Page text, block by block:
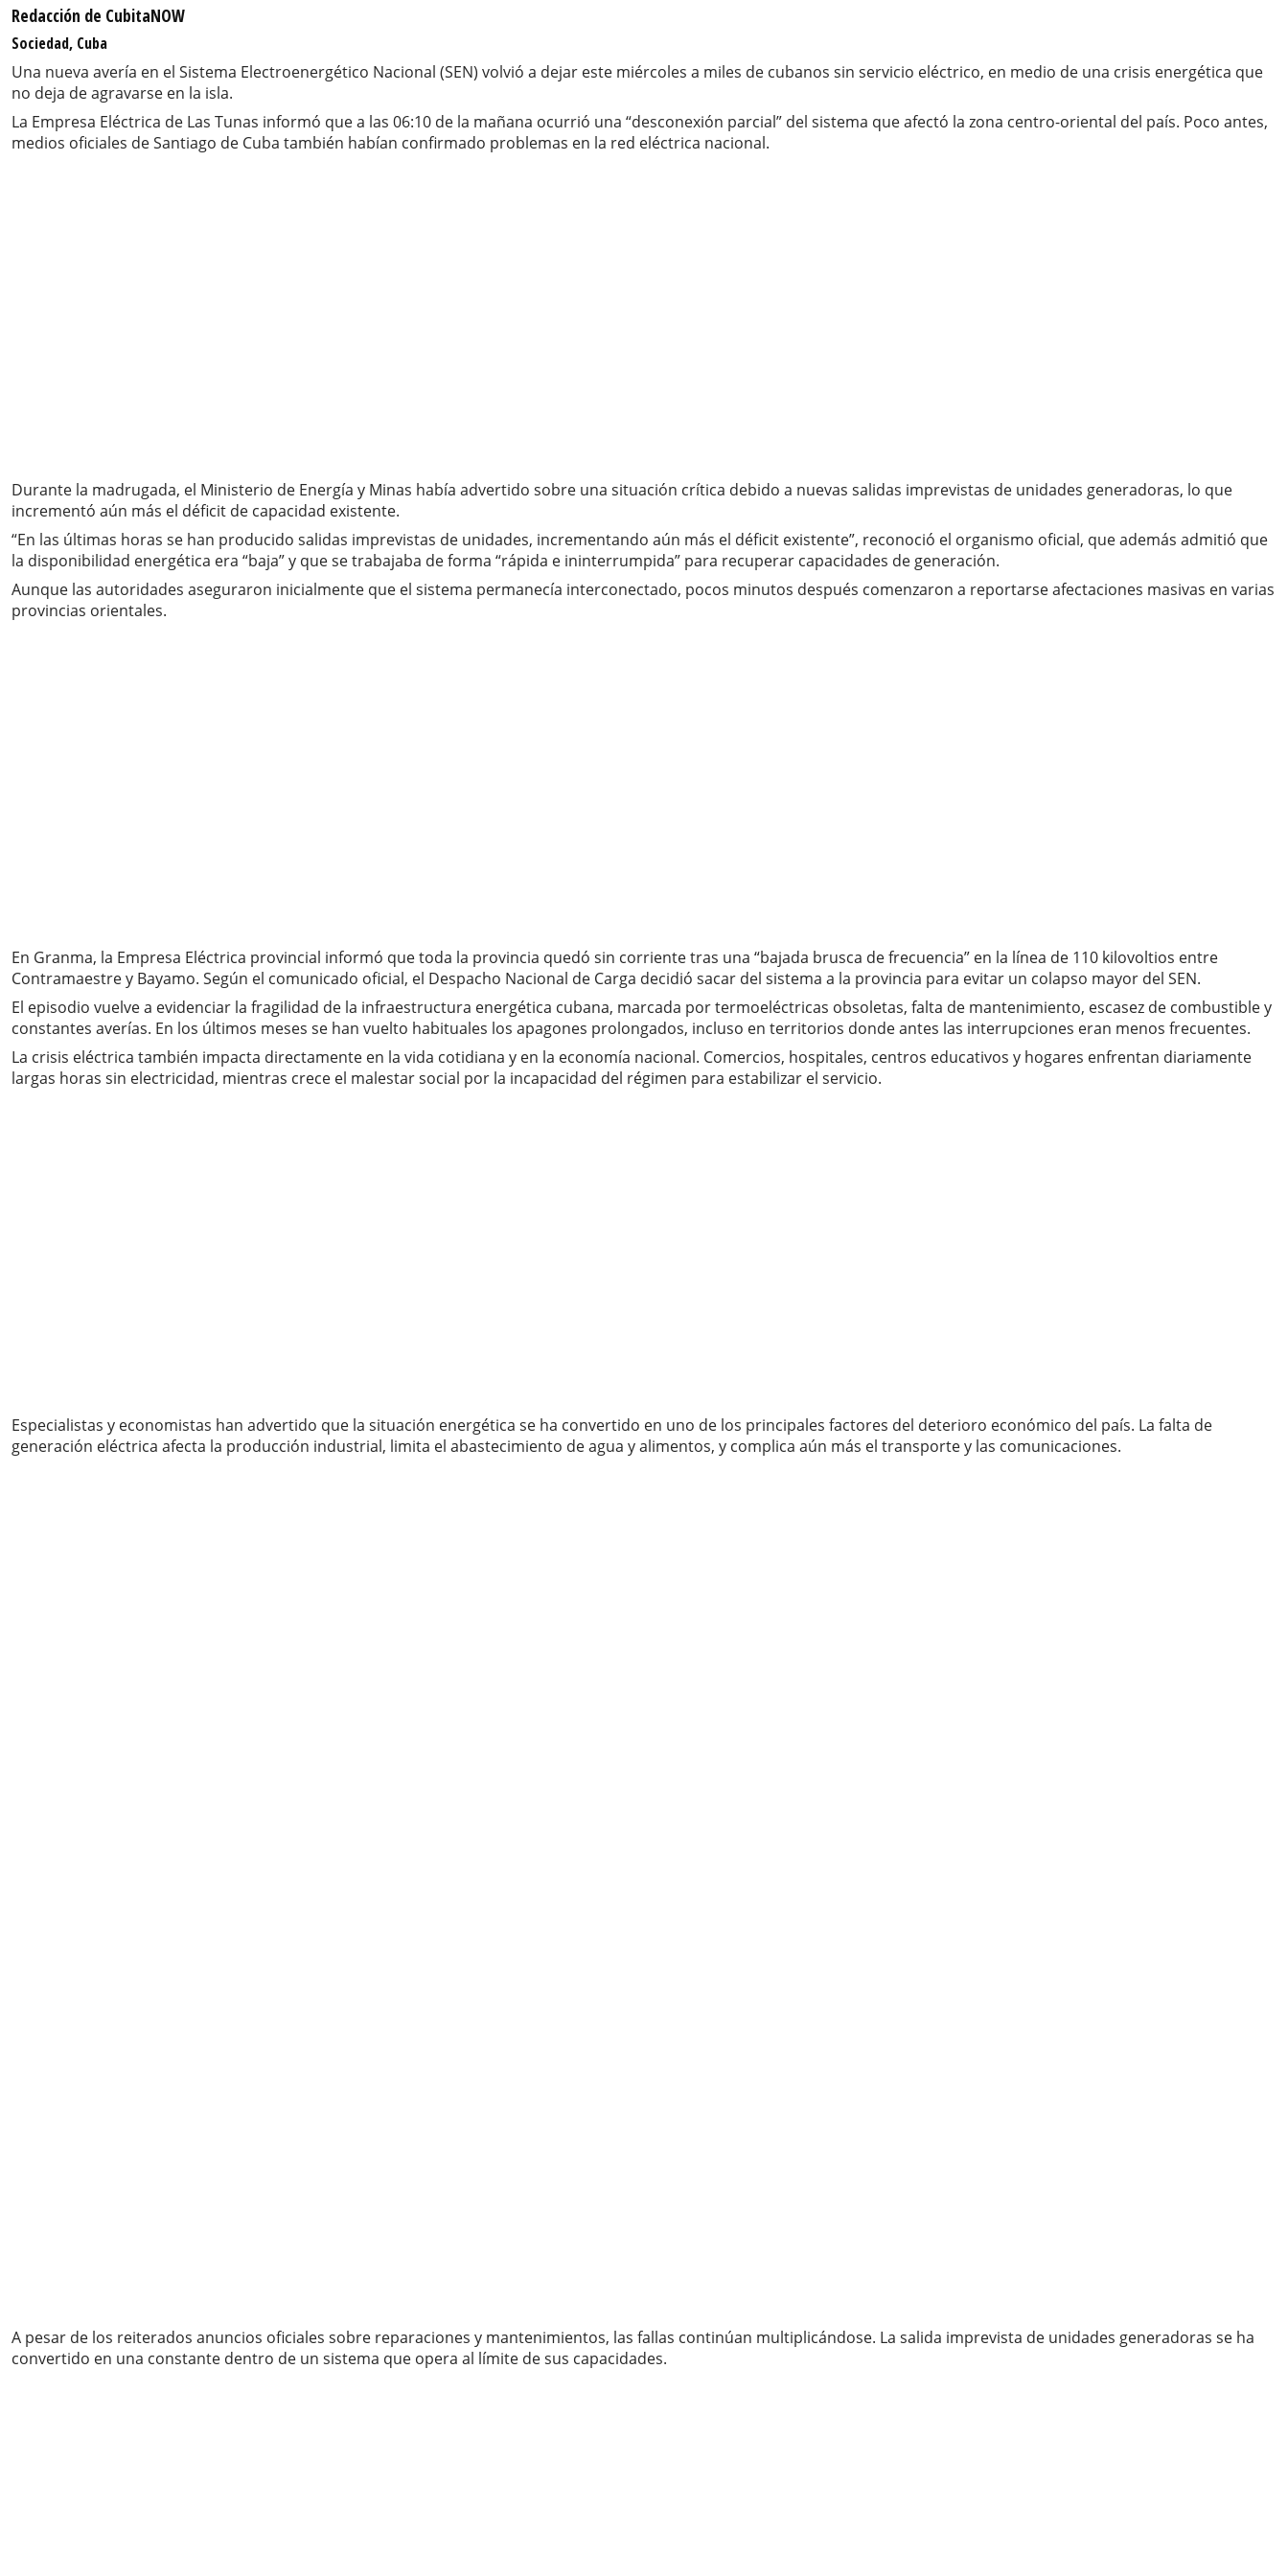
Redacción de CubitaNOW
Sociedad, Cuba
Una nueva avería en el Sistema Electroenergético Nacional (SEN) volvió a dejar este miércoles a miles de cubanos sin servicio eléctrico, en medio de una crisis energética que
no deja de agravarse en la isla.
La Empresa Eléctrica de Las Tunas informó que a las 06:10 de la mañana ocurrió una “desconexión parcial” del sistema que afectó la zona centro-oriental del país. Poco antes,
medios oficiales de Santiago de Cuba también habían confirmado problemas en la red eléctrica nacional.
Durante la madrugada, el Ministerio de Energía y Minas había advertido sobre una situación crítica debido a nuevas salidas imprevistas de unidades generadoras, lo que
incrementó aún más el déficit de capacidad existente.
“En las últimas horas se han producido salidas imprevistas de unidades, incrementando aún más el déficit existente”, reconoció el organismo oficial, que además admitió que
la disponibilidad energética era “baja” y que se trabajaba de forma “rápida e ininterrumpida” para recuperar capacidades de generación.
Aunque las autoridades aseguraron inicialmente que el sistema permanecía interconectado, pocos minutos después comenzaron a reportarse afectaciones masivas en varias
provincias orientales.
En Granma, la Empresa Eléctrica provincial informó que toda la provincia quedó sin corriente tras una “bajada brusca de frecuencia” en la línea de 110 kilovoltios entre
Contramaestre y Bayamo. Según el comunicado oficial, el Despacho Nacional de Carga decidió sacar del sistema a la provincia para evitar un colapso mayor del SEN.
El episodio vuelve a evidenciar la fragilidad de la infraestructura energética cubana, marcada por termoeléctricas obsoletas, falta de mantenimiento, escasez de combustible y
constantes averías. En los últimos meses se han vuelto habituales los apagones prolongados, incluso en territorios donde antes las interrupciones eran menos frecuentes.
La crisis eléctrica también impacta directamente en la vida cotidiana y en la economía nacional. Comercios, hospitales, centros educativos y hogares enfrentan diariamente
largas horas sin electricidad, mientras crece el malestar social por la incapacidad del régimen para estabilizar el servicio.
Especialistas y economistas han advertido que la situación energética se ha convertido en uno de los principales factores del deterioro económico del país. La falta de
generación eléctrica afecta la producción industrial, limita el abastecimiento de agua y alimentos, y complica aún más el transporte y las comunicaciones.
A pesar de los reiterados anuncios oficiales sobre reparaciones y mantenimientos, las fallas continúan multiplicándose. La salida imprevista de unidades generadoras se ha
convertido en una constante dentro de un sistema que opera al límite de sus capacidades.